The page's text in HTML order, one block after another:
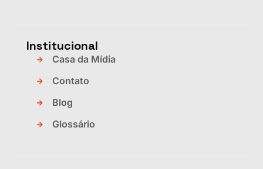
Institucional
Casa da Mídia
Contato
Blog
Glossário